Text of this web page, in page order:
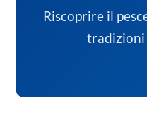
Riscoprire il
tradizioni